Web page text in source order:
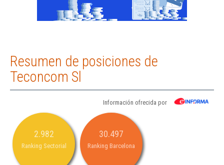
Resumen de posiciones de
Teconcom Sl
Información ofrecida por
2.982
Ranking Sectorial
30.497
Ranking Barcelona